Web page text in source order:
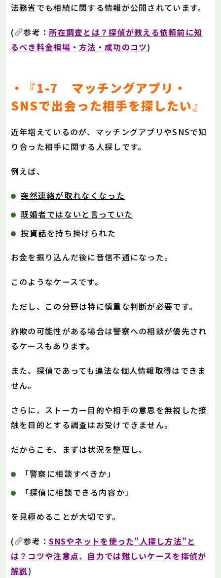
法務省でも相続に関する情報が公開されています。
( 参考：所在調査とは？探偵が教える依頼前に知
るべき料金相場・方法・成功のコツ)
・『1-7 マッチングアプリ・
SNSで出会った相手を探したい』
近年増えているのが、マッチングアプリやSNSで知
り合った相手に関する人探しです。
例えば、
突然連絡が取れなくなった
既婚者ではないと言っていた
投資話を持ち掛けられた
お金を振り込んだ後に音信不通になった。
このようなケースです。
ただし、この分野は特に慎重な判断が必要です。
詐欺の可能性がある場合は警察への相談が優先され
るケースもあります。
また、探偵であっても違法な個人情報取得はできま
せん。
さらに、ストーカー目的や相手の意思を無視した接
触を目的とする調査はお受けできません。
だからこそ、まずは状況を整理し、
「警察に相談すべきか」
「探偵に相談できる内容か」
を見極めることが大切です。
( 参考：SNSやネットを使った”人探し方法”と
は？コツや注意点、自力では難しいケースを探偵が
解説)